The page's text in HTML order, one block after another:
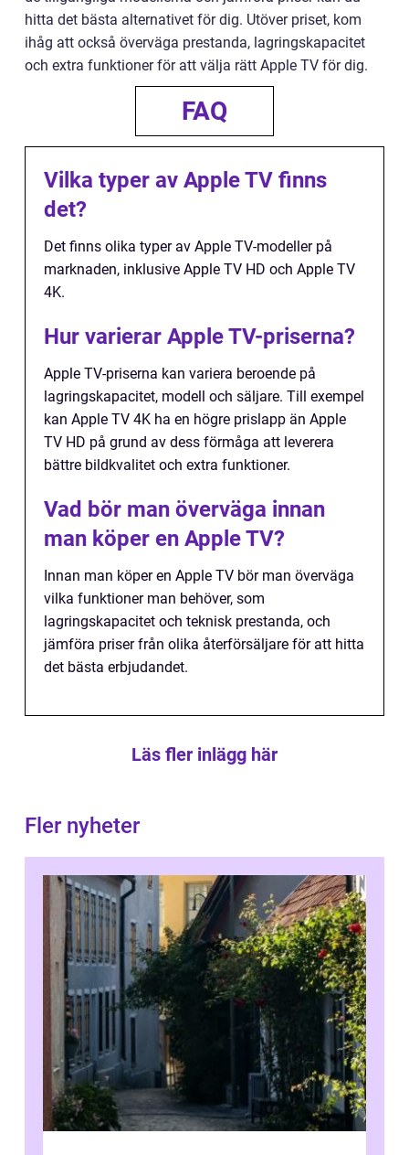
hitta det bästa alternativet för dig. Utöver priset, kom
ihåg att också överväga prestanda, lagringskapacitet
och extra funktioner för att välja rätt Apple TV för dig.
FAQ
Vilka typer av Apple TV finns
det?
Det finns olika typer av Apple TV-modeller på
marknaden, inklusive Apple TV HD och Apple TV
4K.
Hur varierar Apple TV-priserna?
Apple TV-priserna kan variera beroende på
lagringskapacitet, modell och säljare. Till exempel
kan Apple TV 4K ha en högre prislapp än Apple
TV HD på grund av dess förmåga att leverera
bättre bildkvalitet och extra funktioner.
Vad bör man överväga innan
man köper en Apple TV?
Innan man köper en Apple TV bör man överväga
vilka funktioner man behöver, som
lagringskapacitet och teknisk prestanda, och
jämföra priser från olika återförsäljare för att hitta
det bästa erbjudandet.
Läs fler inlägg här
Fler nyheter